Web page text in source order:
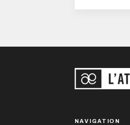
vraiment
NAVIGATION